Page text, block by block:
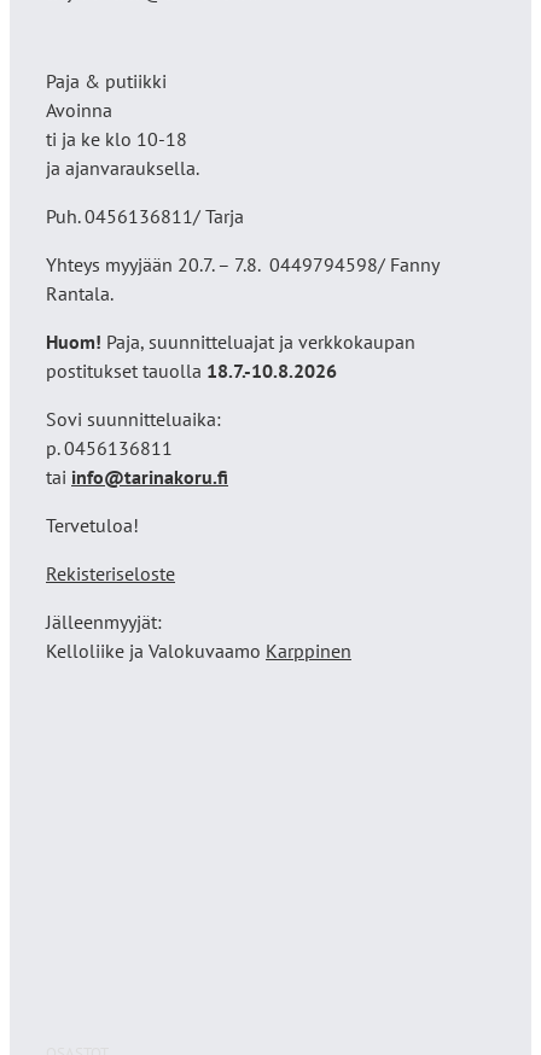
Paja & putiikki
Avoinna
ti ja ke klo 10-18
ja ajanvarauksella.
Puh. 0456136811/ Tarja
Yhteys myyjään 20.7. – 7.8. 0449794598/ Fanny
Rantala.
Huom! Paja, suunnitteluajat ja verkkokaupan
postitukset tauolla 18.7.-10.8.2026
Sovi suunnitteluaika:
p. 0456136811
tai info@tarinakoru.fi
Tervetuloa!
Rekisteriseloste
Jälleenmyyjät:
Kelloliike ja Valokuvaamo Karppinen